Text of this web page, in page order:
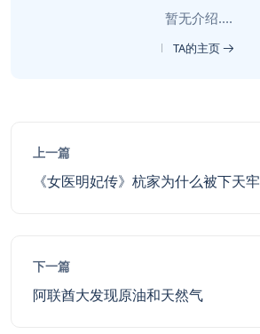
暂无介绍....
TA的主页
上一篇
《女医明妃传》杭家为什么被下天牢
下一篇
阿联酋大发现原油和天然气